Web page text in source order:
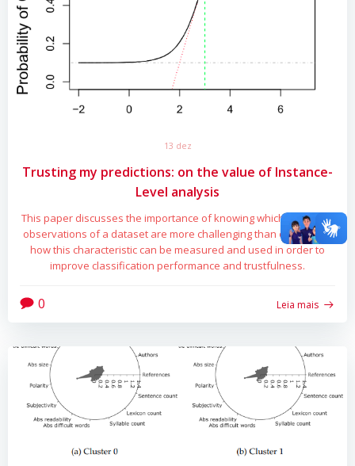
13 dez
Trusting my predictions: on the value of Instance-
Level analysis
This paper discusses the importance of knowing which individual
observations of a dataset are more challenging than others and
how this characteristic can be measured and used in order to
improve classification performance and trustfulness.
0 Leia mais